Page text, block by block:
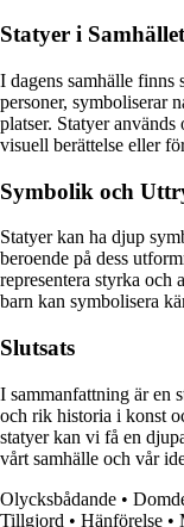
Statyer i Samhället
I dagens samhälle finns
personer, symboliserar
platser. Statyer
visuell berättelse eller
Symbolik och
Statyer kan ha djup
beroende på dess
representera styrka och
barn kan symbolisera
Slutsats
I sammanfattning är en
och rik historia i konst
statyer kan vi få en
vårt samhälle och vår
Olycksbådande •
Tillgjord • Hänförelse •